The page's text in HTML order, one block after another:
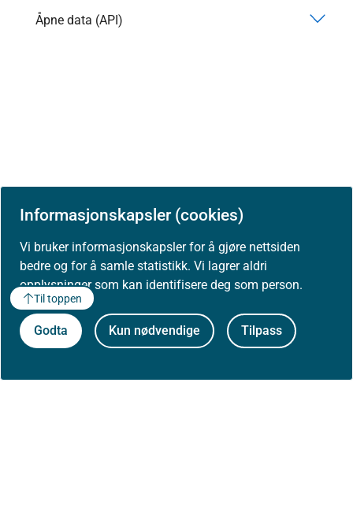
Informasjonskapsler (cookies)
Vi bruker informasjonskapsler for å gjøre nettsiden
bedre og for å samle statistikk. Vi lagrer aldri
opplysninger som kan identifisere deg som person.
Godta Kun nødvendige Tilpass
Åpne data (API)
Til toppen